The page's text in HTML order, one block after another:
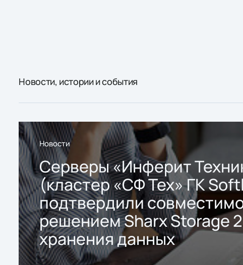
Новости, истории и события
Новости
Серверы «Инферит
(кластер «СФ Тех» ГК
подтвердили
решением Sharx Storage
хранения данных